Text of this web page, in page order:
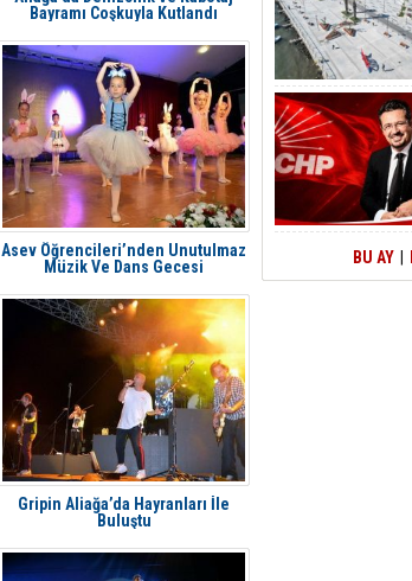
Bayramı Coşkuyla Kutlandı
Asev Öğrencileri’nden Unutulmaz
Müzik Ve Dans Gecesi
Gripin Aliağa’da Hayranları İle
Buluştu
BU AY